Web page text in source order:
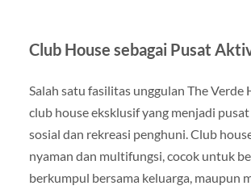
Club House sebagai Pusat
Salah satu fasilitas unggulan The Verde
club house eksklusif yang menjadi
sosial dan rekreasi penghuni. Club
nyaman dan multifungsi, cocok untuk
berkumpul bersama keluarga, maupun